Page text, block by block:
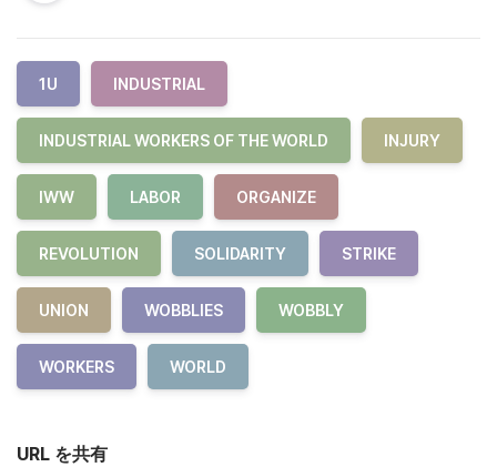
1U INDUSTRIAL
INDUSTRIAL WORKERS OF THE WORLD INJURY
IWW LABOR ORGANIZE
REVOLUTION SOLIDARITY STRIKE
UNION WOBBLIES WOBBLY
WORKERS WORLD
URL を共有